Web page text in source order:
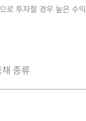
로 투자할 경우 높은 수
종류